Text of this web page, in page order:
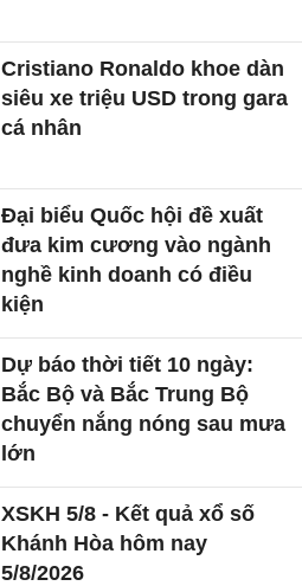
Cristiano Ronaldo khoe dàn
siêu xe triệu USD trong gara
cá nhân
Đại biểu Quốc hội đề xuất
đưa kim cương vào ngành
nghề kinh doanh có điều
kiện
Dự báo thời tiết 10 ngày:
Bắc Bộ và Bắc Trung Bộ
chuyển nắng nóng sau mưa
lớn
XSKH 5/8 - Kết quả xổ số
Khánh Hòa hôm nay
5/8/2026